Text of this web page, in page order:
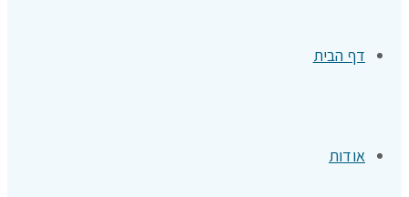
דף הבית
אודות